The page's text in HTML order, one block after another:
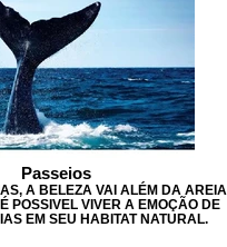
Passeios
A BELEZA VAI ALÉM DA AREIA
POSSIVEL VIVER A EMOÇÃO DE
EM SEU HABITAT NATURAL.